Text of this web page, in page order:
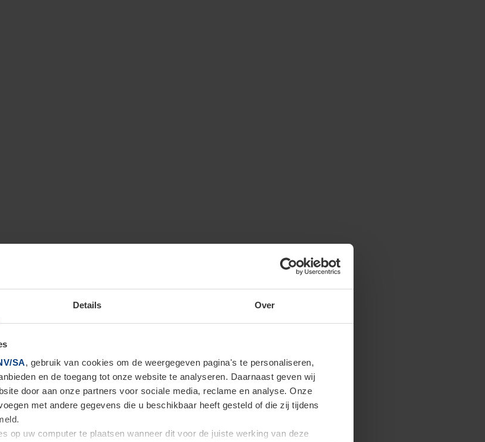
Details Over
SA, gebruik van cookies om de weergegeven pagina's te personaliseren,
en de toegang tot onze website te analyseren. Daarnaast geven wij
door aan onze partners voor sociale media, reclame en analyse. Onze
met andere gegevens die u beschikbaar heeft gesteld of die zij tijdens
op uw computer te plaatsen wanneer dit voor de juiste werking van deze